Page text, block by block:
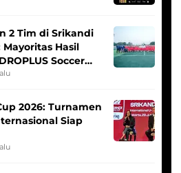
2 Tim di Srikandi
Mayoritas Hasil
Soccer
2026: Turnamen
Siap